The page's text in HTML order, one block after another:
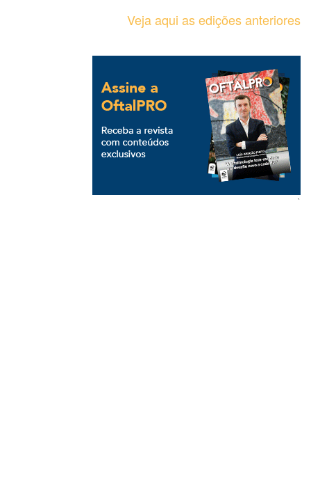
Veja aqui as edições anteriores
`